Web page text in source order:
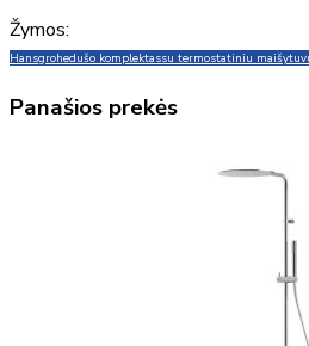
Žymos:
Hansgrohedušo komplektassu termostatiniu
Panašios prekės